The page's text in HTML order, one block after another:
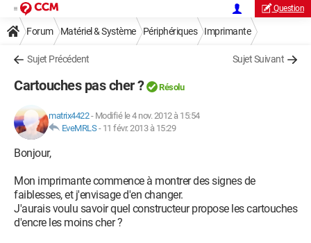
Question
Forum Matériel & Système Périphériques Imprimante
Sujet Précédent Sujet Suivant
Cartouches pas cher ? Résolu
matrix4422- Modifié le 4 nov. 2012 à 15:54
EveMRLS- 11 févr. 2013 à 15:29
Bonjour,
Mon imprimante commence à montrer des signes de
faiblesses, et j'envisage d'en changer.
J'aurais voulu savoir quel constructeur propose les cartouches
d'encre les moins cher ?